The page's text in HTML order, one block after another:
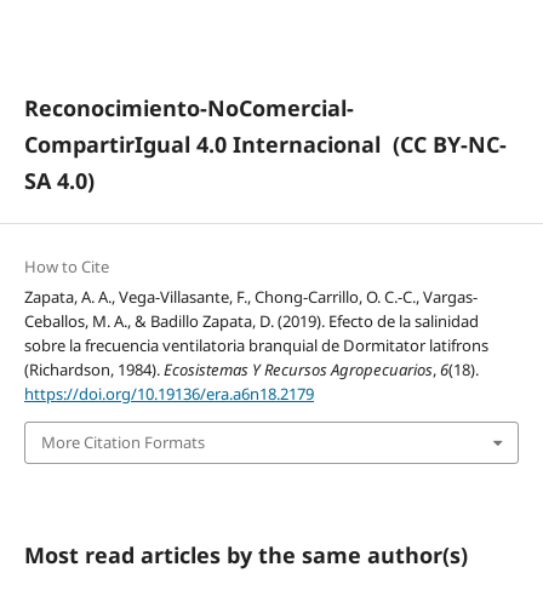
Reconocimiento-NoComercial-
CompartirIgual 4.0 Internacional (CC BY-NC-
SA 4.0)
How to Cite
Zapata, A. A., Vega-Villasante, F., Chong-Carrillo, O. C.-C., Vargas-
Ceballos, M. A., & Badillo Zapata, D. (2019). Efecto de la salinidad
sobre la frecuencia ventilatoria branquial de Dormitator latifrons
(Richardson, 1984).Ecosistemas Y Recursos Agropecuarios,6(18).
https://doi.org/10.19136/era.a6n18.2179
More Citation Formats
Most read articles by the same author(s)